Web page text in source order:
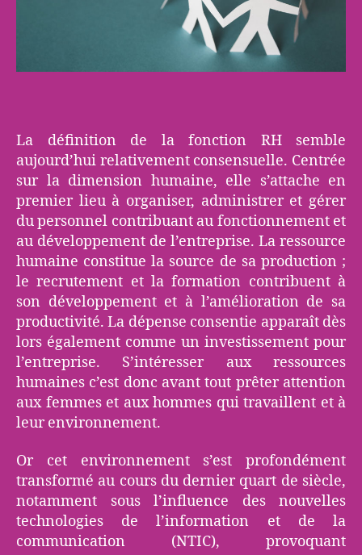
La définition de la fonction RH semble
aujourd’hui relativement consensuelle. Centrée
sur la dimension humaine, elle s’attache en
premier lieu à organiser, administrer et gérer
du personnel contribuant au fonctionnement et
au développement de l’entreprise. La ressource
humaine constitue la source de sa production ;
le recrutement et la formation contribuent à
son développement et à l’amélioration de sa
productivité. La dépense consentie apparaît dès
lors également comme un investissement pour
l’entreprise. S’intéresser aux ressources
humaines c’est donc avant tout prêter attention
aux femmes et aux hommes qui travaillent et à
leur environnement.
Or cet environnement s’est profondément
transformé au cours du dernier quart de siècle,
notamment sous l’influence des nouvelles
technologies de l’information et de la
communication (NTIC), provoquant